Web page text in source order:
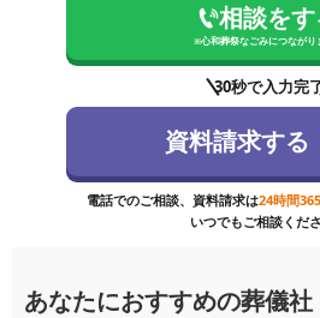
相談をす
※心和葬祭なごみにつながり
30秒で入力完
資料請求する
電話でのご相談、資料請求は24時間
いつでもご相談くださ
あなたにおすすめの葬儀社